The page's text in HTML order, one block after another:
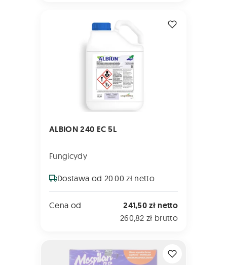
ALBION 240 EC 5L
Fungicydy
Dostawa od 20.00 zł netto
Cena od 241,50 zł netto
260,82 zł brutto